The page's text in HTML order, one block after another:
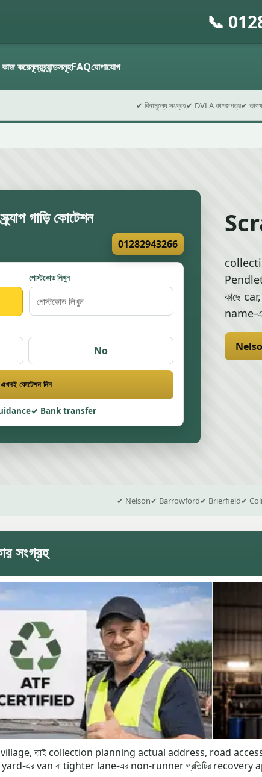
📞
কাজ করেমূল্যব্র্যান্ডসমূহFAQযোগাযোগ
✔ বিনামূল্যে সংগ্রহ✔ DVLA কাগজপত্র✔
গাড়ি কোটেশন
01282943266
পোস্টকোড লিখুন
No
এখনই কোটেশন নিন
Bank transfer
কাছে
name-
✔ Nelson✔ Barrowford✔ Brierfield✔
সংগ্রহ
তাই collection planning actual address, road access
এর van বা tighter lane-এর non-runner প্রতিটির recovery